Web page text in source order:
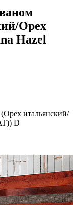
Орех
Hazel
итальянский/
D